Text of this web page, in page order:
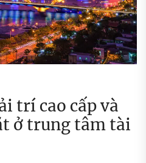
trí cao cấp và
ở trung tâm tài